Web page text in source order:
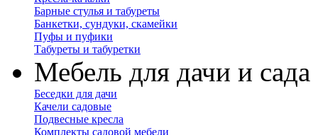
Барные стулья и табуреты
Банкетки, сундуки, скамейки
Пуфы и пуфики
Табуреты и табуретки
Мебель для дачи и сада
Беседки для дачи
Качели садовые
Подвесные кресла
Комплекты садовой мебели